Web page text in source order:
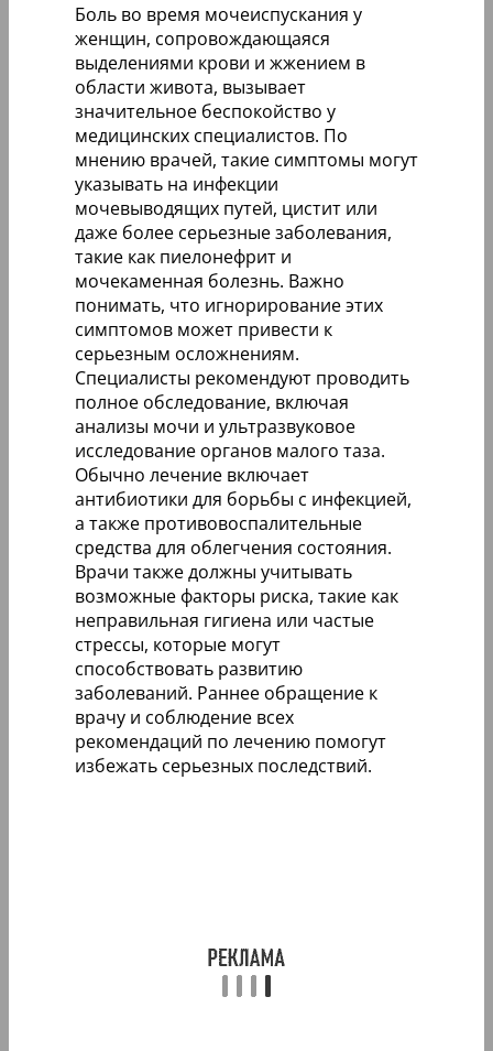
Боль во время мочеиспускания у
женщин, сопровождающаяся
выделениями крови и жжением в
области живота, вызывает
значительное беспокойство у
медицинских специалистов. По
мнению врачей, такие симптомы могут
указывать на инфекции
мочевыводящих путей, цистит или
даже более серьезные заболевания,
такие как пиелонефрит и
мочекаменная болезнь. Важно
понимать, что игнорирование этих
симптомов может привести к
серьезным осложнениям.
Специалисты рекомендуют проводить
полное обследование, включая
анализы мочи и ультразвуковое
исследование органов малого таза.
Обычно лечение включает
антибиотики для борьбы с инфекцией,
а также противовоспалительные
средства для облегчения состояния.
Врачи также должны учитывать
возможные факторы риска, такие как
неправильная гигиена или частые
стрессы, которые могут
способствовать развитию
заболеваний. Раннее обращение к
врачу и соблюдение всех
рекомендаций по лечению помогут
избежать серьезных последствий.